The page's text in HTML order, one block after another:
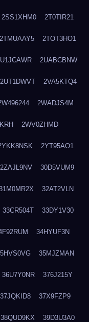
2SS1XHM0 2T0TIR21
2TMUAAY5 2TOT3HO1
2UABCBNW
2UT1DWVT 2VA5KTQ4
2WADJS4M
2WV0ZHMD
2YT95AO1
2ZAJL9NV 30D5VUM9
32AT2VLN
33CR504T 33DY1V30
34HYUF3N
35MJZMAN
36U7Y0NR 376J215Y
37JQKID8 37X9FZP9
38QUD9KX 39D3U3A0